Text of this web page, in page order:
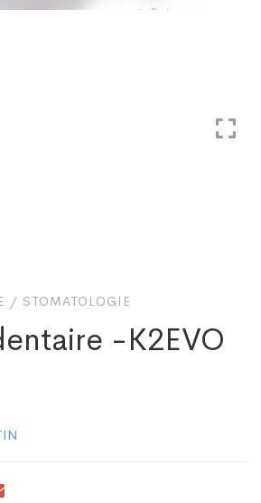
/ STOMATOLOGIE
-K2EVO